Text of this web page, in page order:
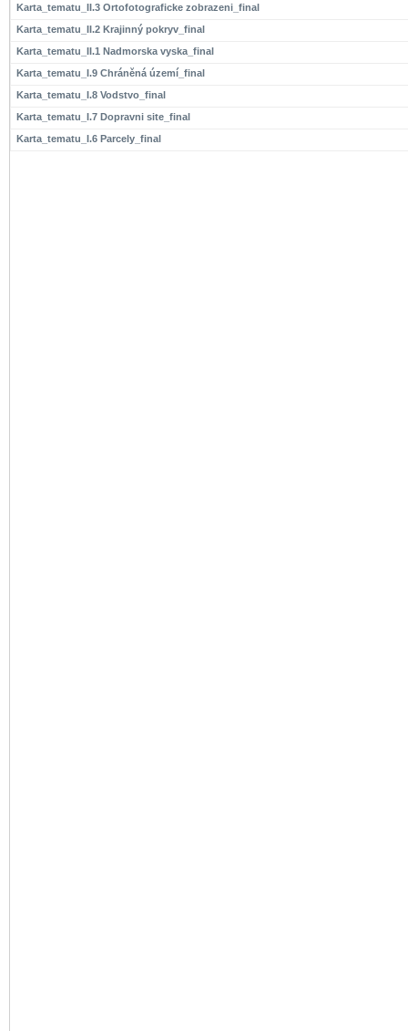
Karta_tematu_II.3 Ortofotograficke zobrazeni_final
Karta_tematu_II.2 Krajinný pokryv_final
Karta_tematu_II.1 Nadmorska vyska_final
Karta_tematu_I.9 Chráněná území_final
Karta_tematu_I.8 Vodstvo_final
Karta_tematu_I.7 Dopravni site_final
Karta_tematu_I.6 Parcely_final